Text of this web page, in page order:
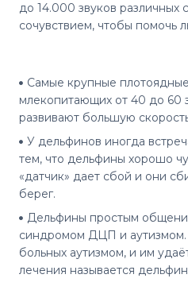
до 14.000 звуков различных
сочувствием, чтобы помочь
Самые крупные
млекопитающих от 40 до 60
развивают большую
У дельфинов иногда
тем, что дельфины хорошо
«датчик» дает сбой и они
берег.
Дельфины простым
синдромом ДЦП и
больных аутизмом, и им
лечения называется